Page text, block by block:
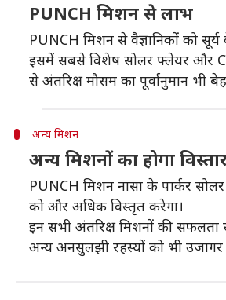
PUNCH मिशन से लाभ
PUNCH मिशन से वैज्ञानिकों को
इसमें सबसे विशेष सोलर फ्लेयर और
से अंतरिक्ष मौसम का पूर्वानुमान भी
अन्य मिशन
अन्य मिशनों का होगा
PUNCH मिशन नासा के पार्कर
को और अधिक विस्तृत करेगा।
इन सभी अंतरिक्ष मिशनों की सफलता
अन्य अनसुलझी रहस्यों को भी